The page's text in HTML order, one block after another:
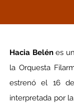
Hacia Belén es
la Orquesta
estrenó el 16
interpretada por